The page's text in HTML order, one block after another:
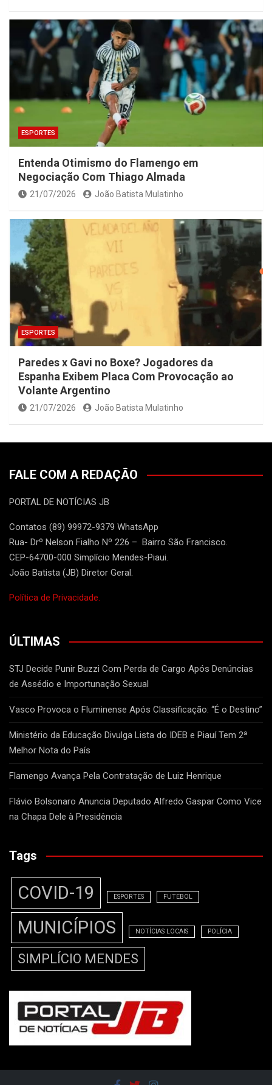
ESPORTES
Entenda Otimismo do Flamengo em
Negociação Com Thiago Almada
21/07/2026 João Batista Mulatinho
ESPORTES
Paredes x Gavi no Boxe? Jogadores da
Espanha Exibem Placa Com Provocação ao
Volante Argentino
21/07/2026 João Batista Mulatinho
FALE COM A REDAÇÃO
PORTAL DE NOTÍCIAS JB
Contatos (89) 99972-9379 WhatsApp
Rua- Drº Nelson Fialho Nº 226 – Bairro São Francisco.
CEP-64700-000 Simplício Mendes-Piaui.
João Batista (JB) Diretor Geral.
Política de Privacidade.
ÚLTIMAS
STJ Decide Punir Buzzi Com Perda de Cargo Após Denúncias
de Assédio e Importunação Sexual
Vasco Provoca o Fluminense Após Classificação: “É o Destino”
Ministério da Educação Divulga Lista do IDEB e Piauí Tem 2ª
Melhor Nota do País
Flamengo Avança Pela Contratação de Luiz Henrique
Flávio Bolsonaro Anuncia Deputado Alfredo Gaspar Como Vice
na Chapa Dele à Presidência
Tags
COVID-19 ESPORTES FUTEBOL
MUNICÍPIOS NOTÍCIAS LOCAIS POLÍCIA
SIMPLÍCIO MENDES